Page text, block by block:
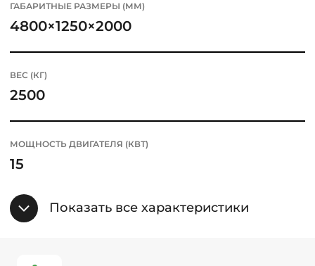
ГАБАРИТНЫЕ РАЗМЕРЫ (ММ)
4800×1250×2000
ВЕС (КГ)
2500
МОЩНОСТЬ ДВИГАТЕЛЯ (КВТ)
15
Показать все характеристики